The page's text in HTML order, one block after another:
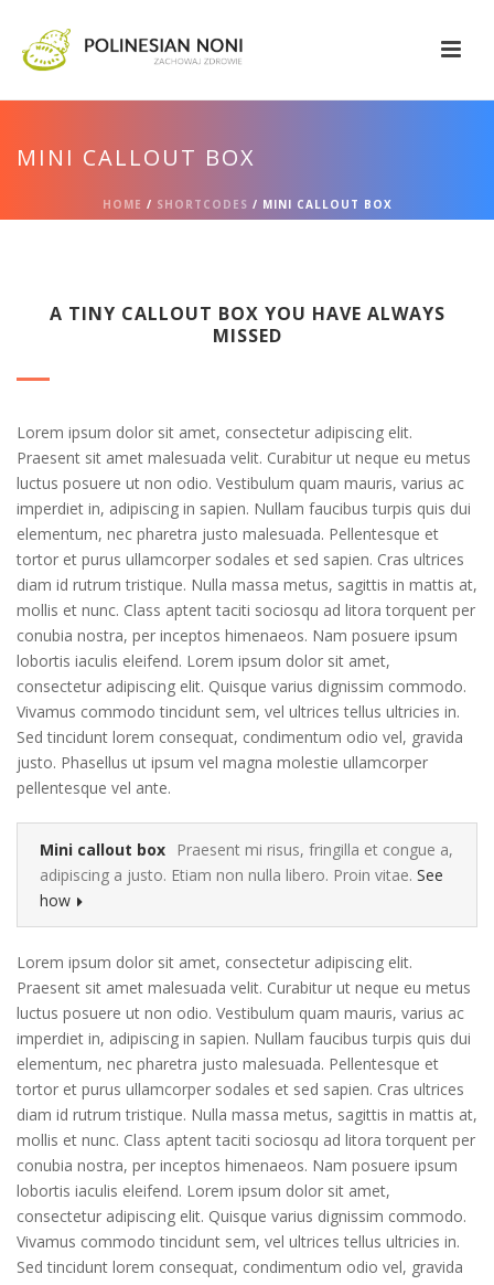
MINI CALLOUT BOX
HOME / SHORTCODES / MINI CALLOUT BOX
A TINY CALLOUT BOX YOU HAVE ALWAYS
MISSED
Lorem ipsum dolor sit amet, consectetur adipiscing elit.
Praesent sit amet malesuada velit. Curabitur ut neque eu metus
luctus posuere ut non odio. Vestibulum quam mauris, varius ac
imperdiet in, adipiscing in sapien. Nullam faucibus turpis quis dui
elementum, nec pharetra justo malesuada. Pellentesque et
tortor et purus ullamcorper sodales et sed sapien. Cras ultrices
diam id rutrum tristique. Nulla massa metus, sagittis in mattis at,
mollis et nunc. Class aptent taciti sociosqu ad litora torquent per
conubia nostra, per inceptos himenaeos. Nam posuere ipsum
lobortis iaculis eleifend. Lorem ipsum dolor sit amet,
consectetur adipiscing elit. Quisque varius dignissim commodo.
Vivamus commodo tincidunt sem, vel ultrices tellus ultricies in.
Sed tincidunt lorem consequat, condimentum odio vel, gravida
justo. Phasellus ut ipsum vel magna molestie ullamcorper
pellentesque vel ante.
Mini callout box
Praesent mi risus, fringilla et congue a,
adipiscing a justo. Etiam non nulla libero. Proin vitae. See
how
Lorem ipsum dolor sit amet, consectetur adipiscing elit.
Praesent sit amet malesuada velit. Curabitur ut neque eu metus
luctus posuere ut non odio. Vestibulum quam mauris, varius ac
imperdiet in, adipiscing in sapien. Nullam faucibus turpis quis dui
elementum, nec pharetra justo malesuada. Pellentesque et
tortor et purus ullamcorper sodales et sed sapien. Cras ultrices
diam id rutrum tristique. Nulla massa metus, sagittis in mattis at,
mollis et nunc. Class aptent taciti sociosqu ad litora torquent per
conubia nostra, per inceptos himenaeos. Nam posuere ipsum
lobortis iaculis eleifend. Lorem ipsum dolor sit amet,
consectetur adipiscing elit. Quisque varius dignissim commodo.
Vivamus commodo tincidunt sem, vel ultrices tellus ultricies in.
Sed tincidunt lorem consequat, condimentum odio vel, gravida